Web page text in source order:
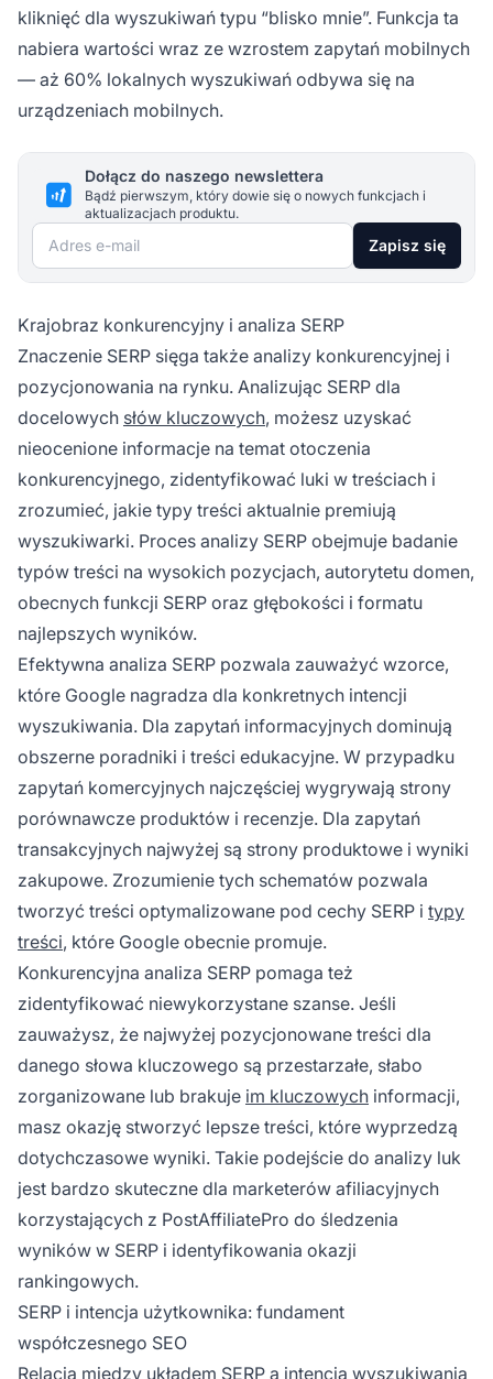
kliknięć dla wyszukiwań typu “blisko mnie”. Funkcja ta
nabiera wartości wraz ze wzrostem zapytań mobilnych
— aż 60% lokalnych wyszukiwań odbywa się na
urządzeniach mobilnych.
Dołącz do naszego newslettera
Bądź pierwszym, który dowie się o nowych funkcjach i
aktualizacjach produktu.
Adres e-mail Zapisz się
Krajobraz konkurencyjny i analiza SERP
Znaczenie SERP sięga także analizy konkurencyjnej i
pozycjonowania na rynku. Analizując SERP dla
docelowych słów kluczowych, możesz uzyskać
nieocenione informacje na temat otoczenia
konkurencyjnego, zidentyfikować luki w treściach i
zrozumieć, jakie typy treści aktualnie premiują
wyszukiwarki. Proces analizy SERP obejmuje badanie
typów treści na wysokich pozycjach, autorytetu domen,
obecnych funkcji SERP oraz głębokości i formatu
najlepszych wyników.
Efektywna analiza SERP pozwala zauważyć wzorce,
które Google nagradza dla konkretnych intencji
wyszukiwania. Dla zapytań informacyjnych dominują
obszerne poradniki i treści edukacyjne. W przypadku
zapytań komercyjnych najczęściej wygrywają strony
porównawcze produktów i recenzje. Dla zapytań
transakcyjnych najwyżej są strony produktowe i wyniki
zakupowe. Zrozumienie tych schematów pozwala
tworzyć treści optymalizowane pod cechy SERP i typy
treści, które Google obecnie promuje.
Konkurencyjna analiza SERP pomaga też
zidentyfikować niewykorzystane szanse. Jeśli
zauważysz, że najwyżej pozycjonowane treści dla
danego słowa kluczowego są przestarzałe, słabo
zorganizowane lub brakuje im kluczowych informacji,
masz okazję stworzyć lepsze treści, które wyprzedzą
dotychczasowe wyniki. Takie podejście do analizy luk
jest bardzo skuteczne dla marketerów afiliacyjnych
korzystających z PostAffiliatePro do śledzenia
wyników w SERP i identyfikowania okazji
rankingowych.
SERP i intencja użytkownika: fundament
współczesnego SEO
Relacja między układem SERP a intencją wyszukiwania